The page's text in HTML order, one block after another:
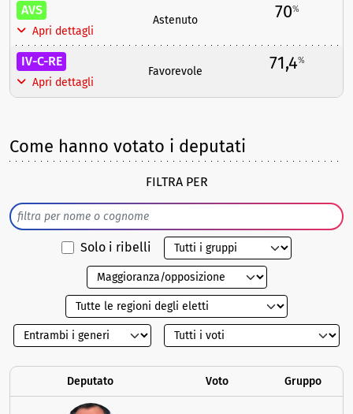
AVS
Apri dettagli
Astenuto 70%
IV-C-RE
Apri dettagli
Favorevole 71,4%
Come hanno votato i deputati
FILTRA PER
Solo i ribelli
Deputato Voto Gruppo